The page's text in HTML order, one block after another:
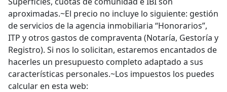
aproximadas.~El precio no incluye lo siguiente: gestión
de servicios de la agencia inmobiliaria “Honorarios”,
ITP y otros gastos de compraventa (Notaría, Gestoría y
Registro). Si nos lo solicitan, estaremos encantados de
hacerles un presupuesto completo adaptado a sus
características personales.~Los impuestos los puedes
calcular en esta web: